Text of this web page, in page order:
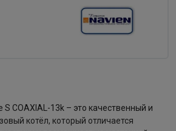
S COAXIAL-13k – это качественный и
котёл, который отличается